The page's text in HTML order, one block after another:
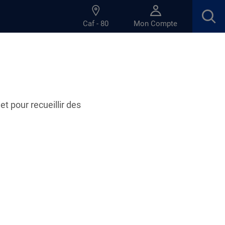
pour recueillir des
Caf - 80 Mon Compte
tout ce qu'il se